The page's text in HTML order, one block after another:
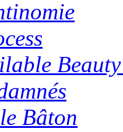
Bâton